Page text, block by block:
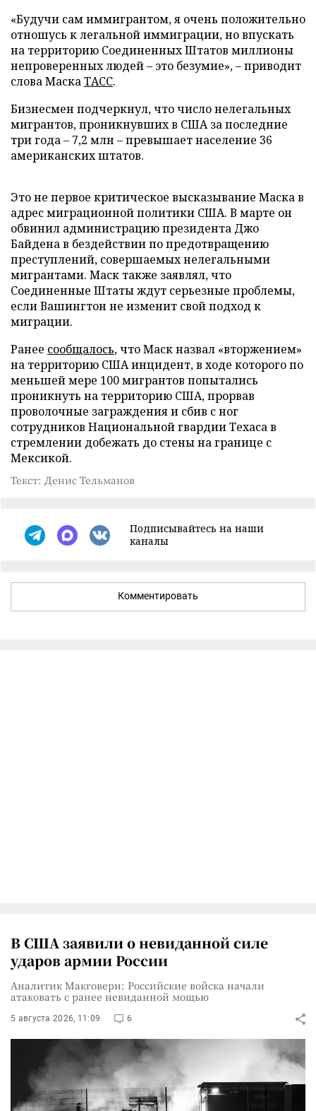
«Будучи сам иммигрантом, я очень положительно
отношусь к легальной иммиграции, но впускать
на территорию Соединенных Штатов миллионы
непроверенных людей – это безумие», – приводит
слова МаскаТАСС.
Бизнесмен подчеркнул, что число нелегальных
мигрантов, проникнувших в США за последние
три года – 7,2 млн – превышает население 36
американских штатов.
Это не первое критическое высказывание Маска в
адрес миграционной политики США. В марте он
обвинил администрацию президента Джо
Байдена в бездействии по предотвращению
преступлений, совершаемых нелегальными
мигрантами. Маск также заявлял, что
Соединенные Штаты ждут серьезные проблемы,
если Вашингтон не изменит свой подход к
миграции.
Ранее сообщалось, что Маск назвал «вторжением»
на территорию США инцидент, в ходе которого по
меньшей мере 100 мигрантов попытались
проникнуть на территорию США, прорвав
проволочные заграждения и сбив с ног
сотрудников Национальной гвардии Техаса в
стремлении добежать до стены на границе с
Мексикой.
Текст: Денис Тельманов
Подписывайтесь на наши
каналы
Комментировать
В США заявили о невиданной силе
ударов армии России
Аналитик Макговерн: Российские войска начали
атаковать с ранее невиданной мощью
5 августа 2026, 11:09 6